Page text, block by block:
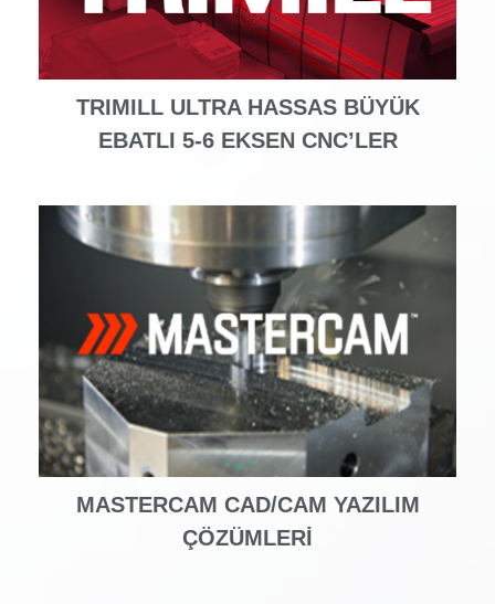
TRIMILL ULTRA HASSAS BÜYÜK
EBATLI 5-6 EKSEN CNC’LER
MASTERCAM CAD/CAM YAZILIM
ÇÖZÜMLERI